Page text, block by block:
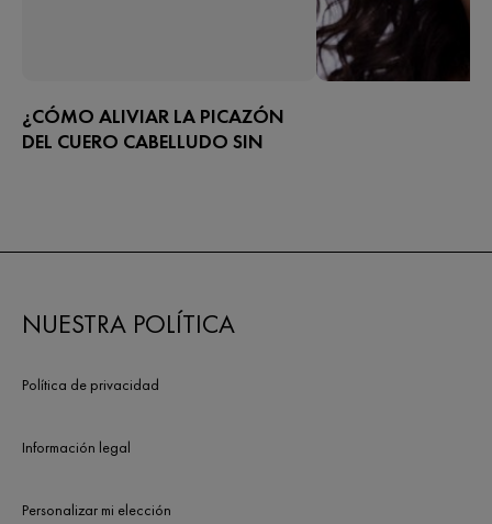
¿CÓMO ALIVIAR LA PICAZÓN
DEL CUERO CABELLUDO SIN
NUESTRA POLÍTICA
Política de privacidad
Información legal
Personalizar mi elección